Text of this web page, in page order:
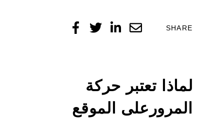
SHARE
لماذا تعتبر حركة
المرور على الموقع